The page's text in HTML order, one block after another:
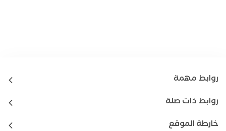
روابط مهمة
روابط ذات صلة
خارطة الموقع